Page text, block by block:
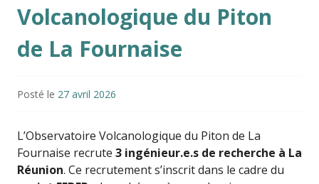
Volcanologique du Piton
de La Fournaise
Posté le 27 avril 2026
L’Observatoire Volcanologique du Piton de La
Fournaise recrute 3 ingénieur.e.s de recherche à La
Réunion. Ce recrutement s’inscrit dans le cadre du